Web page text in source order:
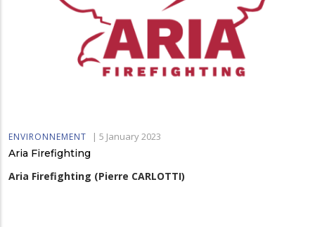
ENVIRONNEMENT | 5 January 2023
Aria Firefighting
Aria Firefighting (Pierre CARLOTTI)